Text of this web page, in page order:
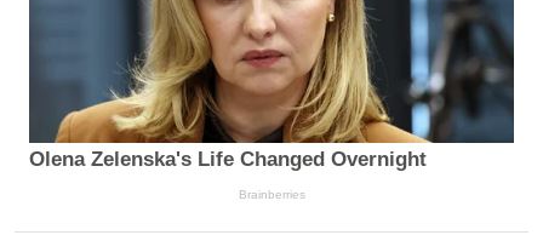
Olena Zelenska's Life Changed Overnight
Brainberries